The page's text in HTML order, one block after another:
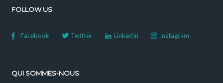
FOLLOW US
Facebook Twitter LinkedIn Instagram
QUI SOMMES-NOUS